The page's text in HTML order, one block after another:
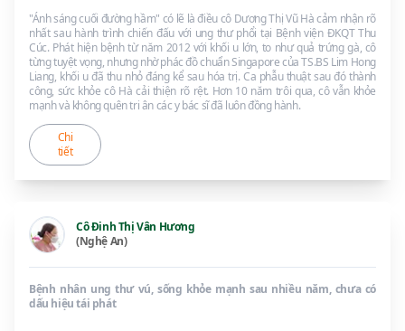
"Ánh sáng cuối đường hầm" có lẽ là điều cô Dương Thị Vũ Hà cảm nhận rõ
nhất sau hành trình chiến đấu với ung thư phổi tại Bệnh viện ĐKQT Thu
Cúc. Phát hiện bệnh từ năm 2012 với khối u lớn, to như quả trứng gà, cô
từng tuyệt vọng, nhưng nhờ phác đồ chuẩn Singapore của TS.BS Lim Hong
Liang, khối u đã thu nhỏ đáng kể sau hóa trị. Ca phẫu thuật sau đó thành
công, sức khỏe cô Hà cải thiện rõ rệt. Hơn 10 năm trôi qua, cô vẫn khỏe
mạnh và không quên tri ân các y bác sĩ đã luôn đồng hành.
Chi
tiết
Cô Đinh Thị Vân Hương
(Nghệ An)
Bệnh nhân ung thư vú, sống khỏe mạnh sau nhiều năm, chưa có
dấu hiệu tái phát